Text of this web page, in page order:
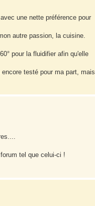
une nette préférence pour
autre passion, la cuisine.
pour la fluidifier afin qu'elle
testé pour ma part, mais
tel que celui-ci !